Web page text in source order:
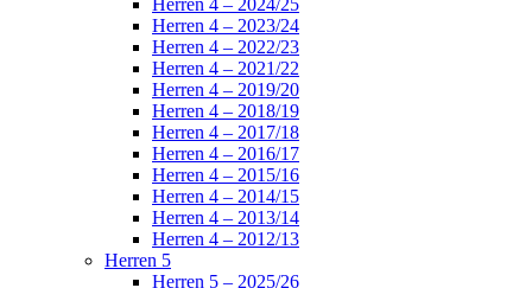
Herren 4 – 2024/25
Herren 4 – 2023/24
Herren 4 – 2022/23
Herren 4 – 2021/22
Herren 4 – 2019/20
Herren 4 – 2018/19
Herren 4 – 2017/18
Herren 4 – 2016/17
Herren 4 – 2015/16
Herren 4 – 2014/15
Herren 4 – 2013/14
Herren 4 – 2012/13
Herren 5
Herren 5 – 2025/26